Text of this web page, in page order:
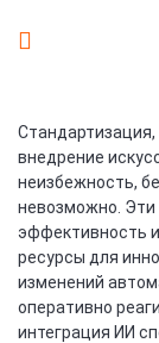
внедрение
неизбежность,
невозможно. Эти
эффективность
ресурсы для
изменений
оперативно
интеграция ИИ